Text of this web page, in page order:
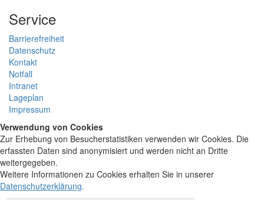
Service
Barrierefreiheit
Datenschutz
Kontakt
Notfall
Intranet
Lageplan
Impressum
Verwendung von Cookies
Zur Erhebung von Besucherstatistiken verwenden wir Cookies. Die
erfassten Daten sind anonymisiert und werden nicht an Dritte
weitergegeben.
Weitere Informationen zu Cookies erhalten Sie in unserer
Datenschutzerklärung.